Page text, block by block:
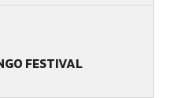
FESTIVAL